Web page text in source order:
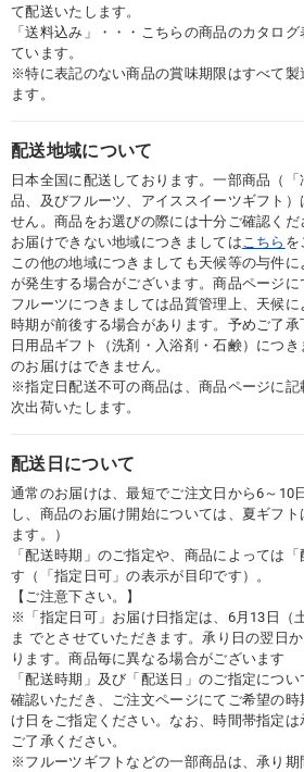
て配送いたします。
「送料込み」・・・こちらの商品のカタロ
ています。
※特に表記のない商品の賞味期限はすべて製
ます。
配送地域について
日本全国に配送しております。一部商品（
品、及びフルーツ、アイススイーツギフト）
せん。商品をお選びの際には十分ご確認くだ
お届けできない地域につきましては こちら を
この他の地域につきましても天候等の与件
が発生する場合がございます。商品ページに
フルーツにつきましては品質管理上、天候
時期が前後する場合があります。予めご了承
日用品ギフト（洗剤・入浴剤・石鹸）につ
のお届けはできません。
※指定日配送不可の商品は、商品ページに
次出荷いたします。
配送日について
通常のお届けは、最短でご注文日から6～10
し、商品のお届け開始については、夏ギフ
ます。）
「配送時期」のご指定や、商品によっては
す（「指定日可」の表示が目印です）。
【ご注意下さい。】
※「指定日可」お届け日指定は、6月13日（
ま でとさせていただきます。承り日の翌日
ります。商品毎に異なる場合がございます
「配送時期」及び「配送日」のご指定につ
確認いただき、ご注文ページにてご希望の
け日をご指定ください。なお、時間帯指定
ご了承ください。
※フルーツギフトなどの一部商品は、承り期